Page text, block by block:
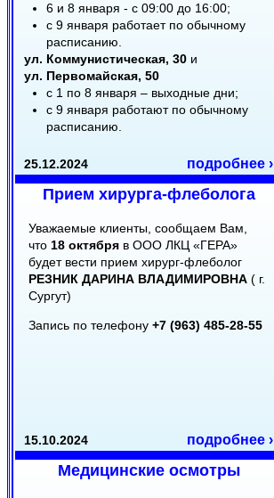
6 и 8 января - с 09:00 до 16:00;
с 9 января работает по обычному
расписанию.
ул. Коммунистическая, 30 и
ул. Первомайская, 50
с 1 по 8 января – выходные дни;
с 9 января работают по обычному
расписанию.
25.12.2024 подробнее ›
Прием хирурга-флеболога
Уважаемые клиенты, сообщаем Вам,
что 18 октября в ООО ЛКЦ «ГЕРА»
будет вести прием хирург-флеболог
РЕЗНИК ДАРИНА ВЛАДИМИРОВНА ( г.
Сургут)
Запись по телефону +7 (963) 485-28-55
15.10.2024 подробнее ›
Медицинские осмотры